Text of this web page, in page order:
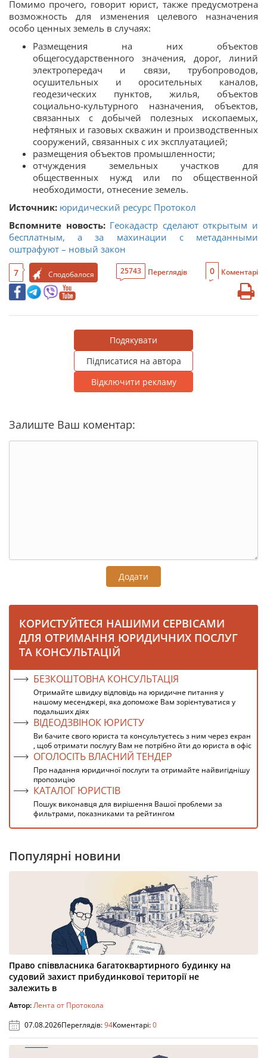
Помимо прочего, говорит юрист, также предусмотрена
возможность для изменения целевого назначения
особо ценных земель в случаях:
Размещения на них объектов
общегосударственного значения, дорог, линий
электропередач и связи, трубопроводов,
осушительных и оросительных каналов,
геодезических пунктов, жилья, объектов
социально-культурного назначения, объектов,
связанных с добычей полезных ископаемых,
нефтяных и газовых скважин и производственных
сооружений, связанных с их эксплуатацией;
размещения объектов промышленности;
отчуждения земельных участков для
общественных нужд или по общественной
необходимости, отнесение земель.
Источник: юридический ресурс Протокол
Вспомните новость: Геокадастр сделают открытым и
бесплатным, а за махинации с метаданными
оштрафуют – новый закон
7 Сподобалося 25743 Переглядів 0 Коментарі
Подякувати
Підписатися на автора
Відключити рекламу
Залиште Ваш коментар:
Додати
КОРИСТУЙТЕСЯ НАШИМИ СЕРВІСАМИ
ДЛЯ ОТРИМАННЯ ЮРИДИЧНИХ ПОСЛУГ
ТА КОНСУЛЬТАЦІЙ
БЕЗКОШТОВНА КОНСУЛЬТАЦІЯ
Отримайте швидку відповідь на юридичне питання у
нашому месенджері, яка допоможе Вам зорієнтуватися у
подальших діях
ВІДЕОДЗВІНОК ЮРИСТУ
Ви бачите свого юриста та консультуєтесь з ним через екран
, щоб отримати послугу Вам не потрібно йти до юриста в офіс
ОГОЛОСІТЬ ВЛАСНИЙ ТЕНДЕР
Про надання юридичної послуги та отримайте найвигіднішу
пропозицію
КАТАЛОГ ЮРИСТІВ
Пошук виконавця для вирішення Вашої проблеми за
фильтрами, показниками та рейтингом
Популярні новини
Право співвласника багатоквартирного будинку на
судовий захист прибудинкової території не
залежить в
Автор:Лента от Протокола
07.08.2026Переглядів:94Коментарі:0